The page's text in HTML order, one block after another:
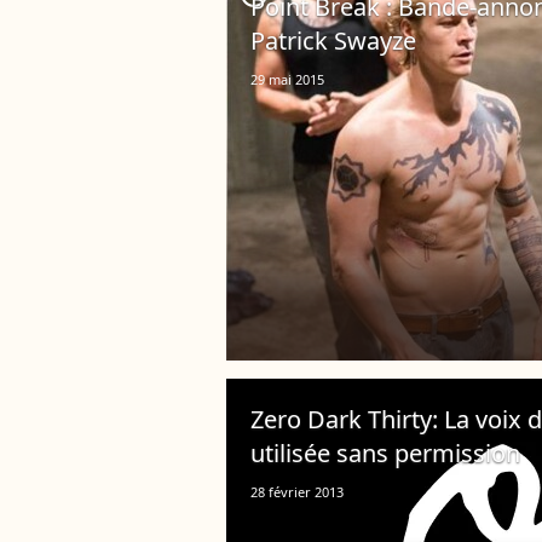
Point Break : Bande-
Patrick Swayze
29 mai 2015
Zero Dark Thirty: La voix
utilisée sans permission
28 février 2013